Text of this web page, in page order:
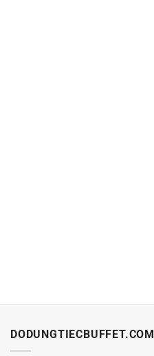
DODUNGTIECBUFFET.COM